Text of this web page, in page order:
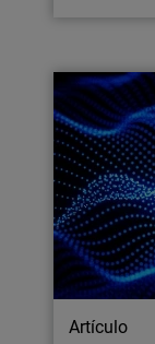
Artículo